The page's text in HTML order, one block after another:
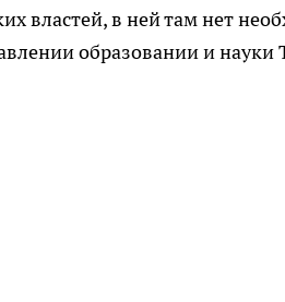
властей, в ней там нет
образовании и науки